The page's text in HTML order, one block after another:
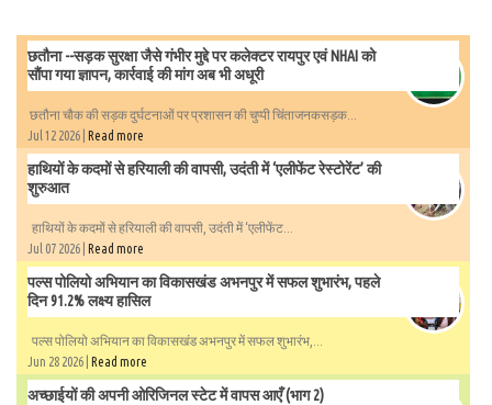
छतौना --सड़क सुरक्षा जैसे गंभीर मुद्दे पर कलेक्टर रायपुर एवं NHAI को
सौंपा गया ज्ञापन, कार्रवाई की मांग अब भी अधूरी
छतौना चौक की सड़क दुर्घटनाओं पर प्रशासन की चुप्पी चिंताजनकसड़क...
Jul 12 2026 | Read more
हाथियों के कदमों से हरियाली की वापसी, उदंती में ‘एलीफेंट रेस्टोरेंट’ की
शुरुआत
हाथियों के कदमों से हरियाली की वापसी, उदंती में ‘एलीफेंट...
Jul 07 2026 | Read more
पल्स पोलियो अभियान का विकासखंड अभनपुर में सफल शुभारंभ, पहले
दिन 91.2% लक्ष्य हासिल
पल्स पोलियो अभियान का विकासखंड अभनपुर में सफल शुभारंभ,...
Jun 28 2026 | Read more
अच्छाईयों की अपनी ओरिजिनल स्टेट में वापस आएँ (भाग 2)